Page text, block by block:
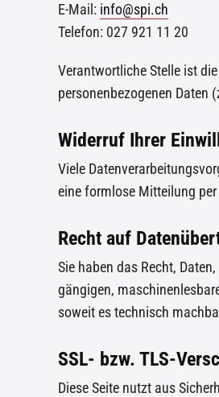
E-Mail: info@spi.ch
Telefon: 027 921 11 20
Verantwortliche Stelle ist
personenbezogenen Daten
Widerruf Ihrer
Viele
eine formlose Mitteilung
Recht auf
Sie haben das Recht,
gängigen,
soweit es technisch
SSL- bzw. TLS-
Diese Seite nutzt aus